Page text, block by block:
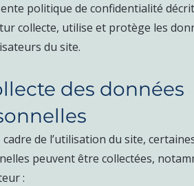
politique de confidentialité
collecte, utilise et protège les
du site.
des données
cadre de l’utilisation du site,
peuvent être collectées,
: